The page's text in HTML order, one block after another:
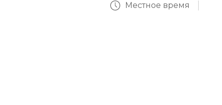
Местное время